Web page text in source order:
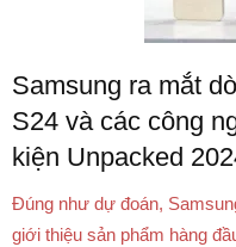
Samsung ra mắt
S24 và các công
kiện Unpacked
Đúng như dự đoán,
giới thiệu sản phẩm hàng